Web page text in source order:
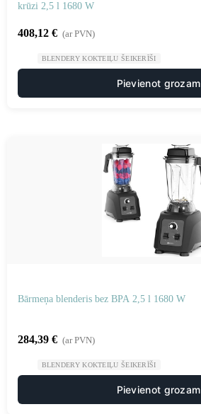
krūzi 2,5 l 1680 W
408,12 € (ar PVN)
BLENDERY KOKTEIĻU ŠEIKERĪŠI
Pievienot grozam
Bārmeņa blenderis bez BPA 2,5 l 1680 W
284,39 € (ar PVN)
BLENDERY KOKTEIĻU ŠEIKERĪŠI
Pievienot grozam